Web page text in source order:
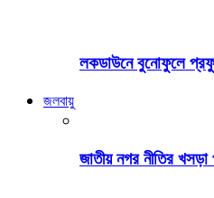
লকডাউনে বুনোফুলে
জলবায়ু
জাতীয় নগর নীতির খসড়া